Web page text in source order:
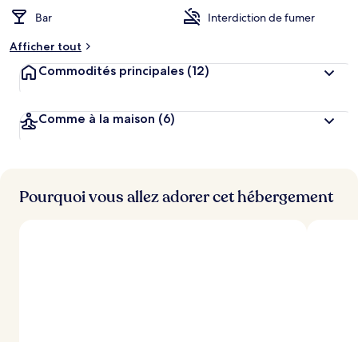
Bar
Interdiction de fumer
Afficher tout
Commodités principales (12)
Comme à la maison (6)
Pourquoi vous allez adorer cet hébergement